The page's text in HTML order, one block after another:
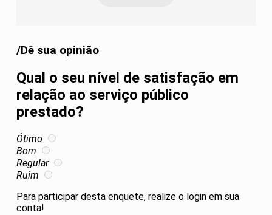
/Dê sua opinião
Qual o seu nível de satisfação em
relação ao serviço público
prestado?
Ótimo
Bom
Regular
Ruim
Para participar desta enquete, realize o login em sua
conta!